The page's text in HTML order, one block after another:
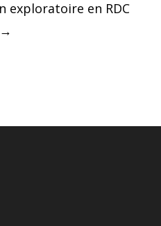
exploratoire en RDC
→